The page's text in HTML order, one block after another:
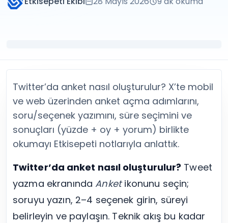
YouTube
YouTube Beğeni Satın Al
YouTube İzlenme Satın Al
YouTube Yorum Satın Al
Tümünü Gör
Facebook
Facebook Beğeni Satın Al
Facebook Takipçi Satın Al
Facebook Yorum Satın Al
Facebook Video İzlenme Satın Al
Tümünü Gör
LinkedIn Araçları
Telegram Araçları
Twitch Araçları
SoundCloud Araçları
Snapchat Araçları
Tümünü Gör
Twitter’da anket nasıl oluşturulur? X’te mobil
ve web üzerinden anket açma adımlarını,
soru/seçenek yazımını, süre seçimini ve
sonuçları (yüzde + oy + yorum) birlikte
okumayı Etkisepeti notlarıyla anlattık.
Twitter’da anket nasıl oluşturulur? Tweet
yazma ekranındaAnketikonunu seçin;
soruyu yazın, 2–4 seçenek girin, süreyi
belirleyin ve paylaşın. Teknik akış bu kadar